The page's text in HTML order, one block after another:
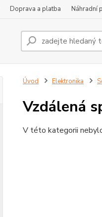
Doprava a platba Náhradní
Úvod Elektronika
Vzdálená
V této kategorii